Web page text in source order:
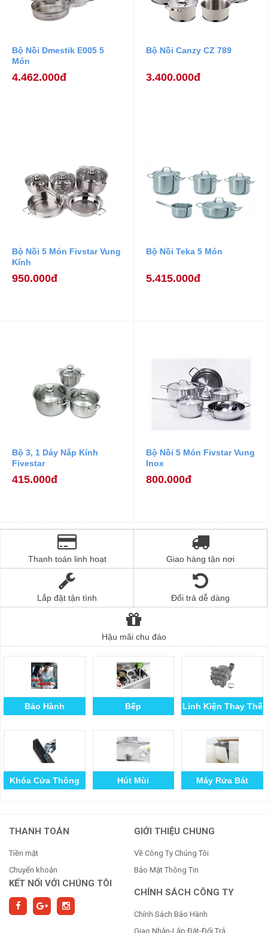
Bộ Nồi Dmestik E005 5
Món
4.462.000đ
Bộ Nồi Canzy CZ 789
3.400.000đ
Bộ Nồi 5 Món Fivstar Vung
Kính
950.000đ
Bộ Nồi Teka 5 Món
5.415.000đ
Bộ 3, 1 Dáy Nắp Kính
Fivestar
415.000đ
Bộ Nồi 5 Món Fivstar Vung
Inox
800.000đ
Thanh toán linh hoạt Giao hàng tận nơi
Lắp đặt tận tình Đổi trả dễ dàng
Hậu mãi chu đáo
Bảo Hành Bếp Linh Kiện Thay Thế
Khóa Cửa Thông
Hút Mùi Máy Rửa Bát
THANH TOÁN
Tiền mặt
Chuyển khoản
KẾT NỐI VỚI CHÚNG TÔI
GIỚI THIỆU CHUNG
Về Công Ty Chúng Tôi
Bảo Mật Thông Tin
CHÍNH SÁCH CÔNG TY
Chính Sách Bảo Hành
Giao Nhận-Lắp Đặt-Đổi Trả